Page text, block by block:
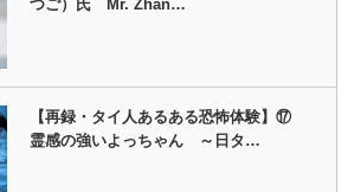
つご）氏 Mr. Zhan…
【再録・タイ人あるある恐怖体験】⑰
霊感の強いよっちゃん ～日タ…